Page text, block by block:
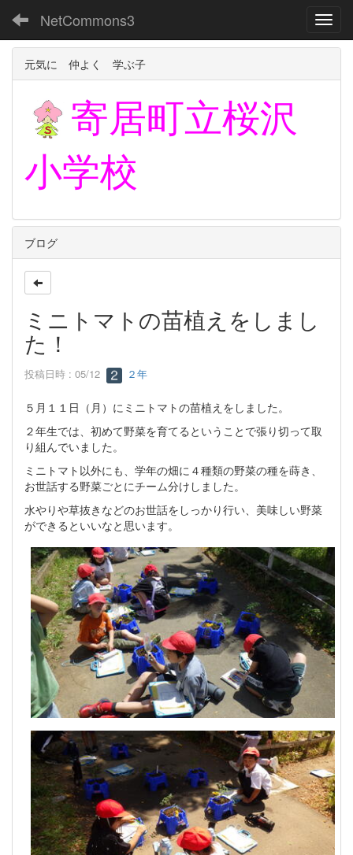
NetCommons3
元気に 仲よく 学ぶ子
寄居町立桜沢
小学校
ブログ
ミニトマトの苗植えをしまし
た！
投稿日時 : 05/12 ２年
５月１１日（月）にミニトマトの苗植えをしました。
２年生では、初めて野菜を育てるということで張り切って取
り組んでいました。
ミニトマト以外にも、学年の畑に４種類の野菜の種を蒔き、
お世話する野菜ごとにチーム分けしました。
水やりや草抜きなどのお世話をしっかり行い、美味しい野菜
ができるといいなと思います。